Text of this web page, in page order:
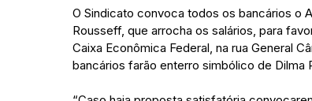
O Sindicato convoca todos os bancários o
Rousseff, que arrocha os salários, para
Caixa Econômica Federal, na rua General
bancários farão enterro simbólico de